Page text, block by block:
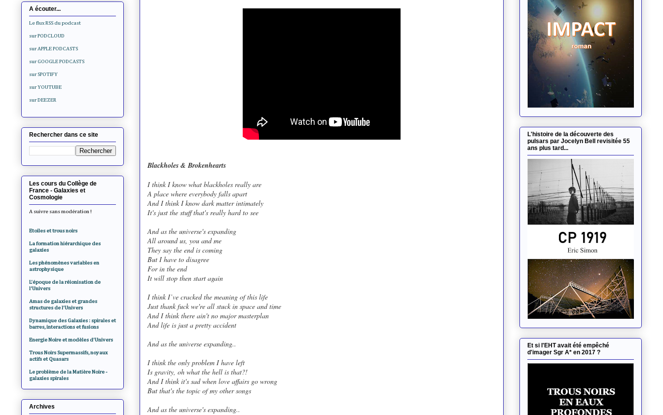
Blackholes & Brokenhearts
I think I know what blackholes really are
A place where everybody falls apart
And I think I know dark matter intimately
It's just the stuff that's really hard to see
And as the universe's expanding
All around us, you and me
They say the end is coming
But I have to disagree
For in the end
It will stop then start again
I think I’ve cracked the meaning of this life
Just thank fuck we're all stuck in space and time
And I think there ain't no major masterplan
And life is just a pretty accident
And as the universe expanding..
I think the only problem I have left
Is gravity, oh what the hell is that?!
And I think it's sad when love affairs go wrong
But that's the topic of my other songs
And as the universe's expanding..
A écouter...
Le flux RSS du podcast
sur PODCLOUD
sur APPLE PODCASTS
sur GOOGLE PODCASTS
sur SPOTIFY
sur YOUTUBE
sur DEEZER
Rechercher dans ce site
Les cours du Collège de
France - Galaxies et
Cosmologie
A suivre sans modération !
Etoiles et trous noirs
La formation hiérarchique des
galaxies
Les phénomènes variables en
astrophysique
L'époque de la réionisation de
l'Univers
Amas de galaxies et grandes
structures de l'Univers
Dynamique des Galaxies : spirales et
barres, interactions et fusions
Energie Noire et modèles d'Univers
Trous Noirs Supermassifs, noyaux
actifs et Quasars
Le problème de la Matière Noire -
galaxies spirales
Archives
L'histoire de la découverte des
pulsars par Jocelyn Bell revisitée 55
ans plus tard...
Et si l'EHT avait été empêché
d'imager Sgr A* en 2017 ?